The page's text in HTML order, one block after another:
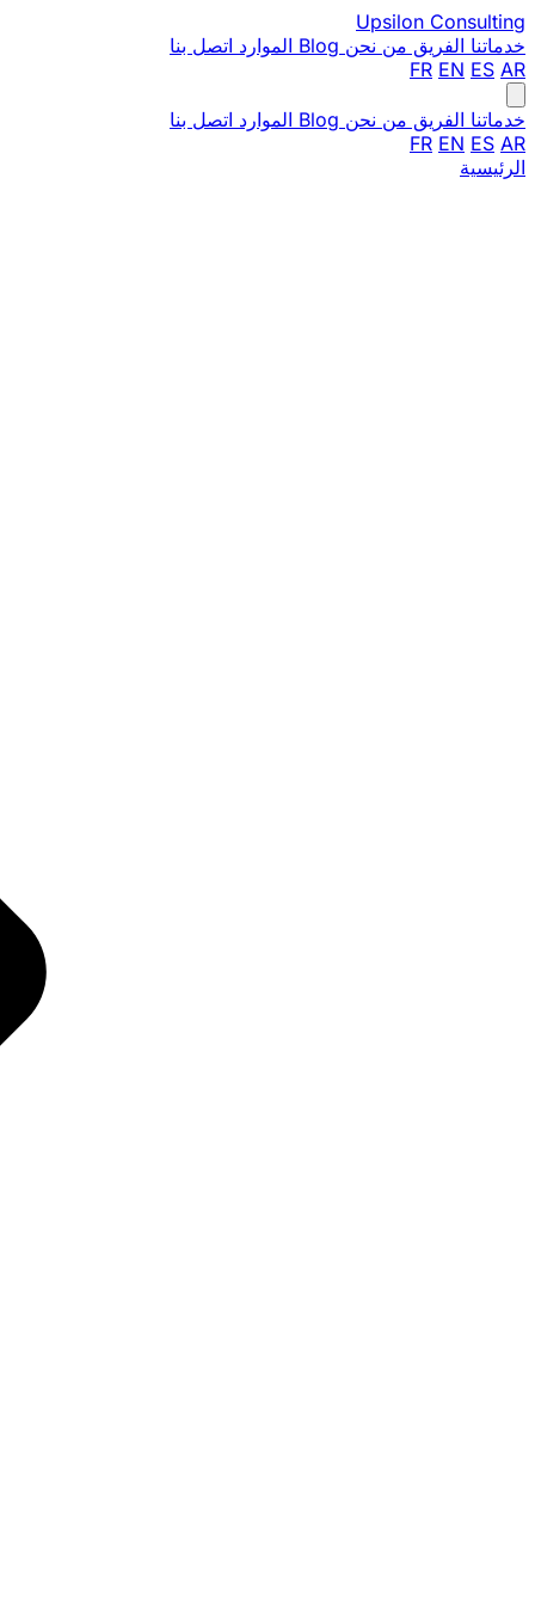
Upsilon Consulting
خدماتنا الفريق من نحن Blog الموارد اتصل بنا
FR EN ES AR
خدماتنا الفريق من نحن Blog الموارد اتصل بنا
FR EN ES AR
الرئيسية